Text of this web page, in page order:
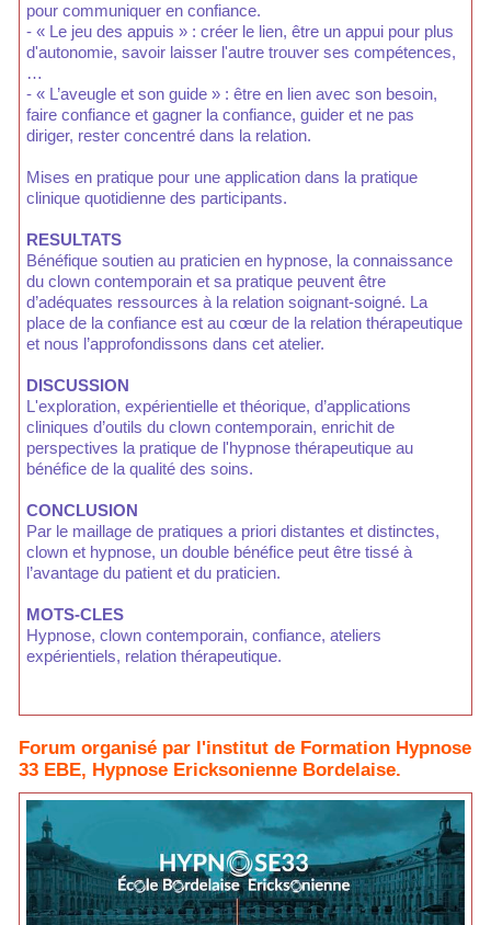
pour communiquer en confiance.
- « Le jeu des appuis » : créer le lien, être un appui pour plus
d'autonomie, savoir laisser l'autre trouver ses compétences,
…
- « L’aveugle et son guide » : être en lien avec son besoin,
faire confiance et gagner la confiance, guider et ne pas
diriger, rester concentré dans la relation.
Mises en pratique pour une application dans la pratique
clinique quotidienne des participants.
RESULTATS
Bénéfique soutien au praticien en hypnose, la connaissance
du clown contemporain et sa pratique peuvent être
d’adéquates ressources à la relation soignant-soigné. La
place de la confiance est au cœur de la relation thérapeutique
et nous l’approfondissons dans cet atelier.
DISCUSSION
L'exploration, expérientielle et théorique, d’applications
cliniques d’outils du clown contemporain, enrichit de
perspectives la pratique de l'hypnose thérapeutique au
bénéfice de la qualité des soins.
CONCLUSION
Par le maillage de pratiques a priori distantes et distinctes,
clown et hypnose, un double bénéfice peut être tissé à
l’avantage du patient et du praticien.
MOTS-CLES
Hypnose, clown contemporain, confiance, ateliers
expérientiels, relation thérapeutique.
Forum organisé par l'institut de Formation Hypnose
33 EBE, Hypnose Ericksonienne Bordelaise.